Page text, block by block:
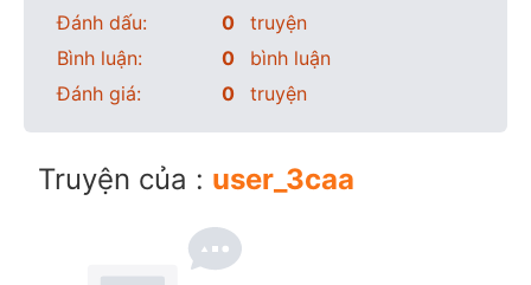
Đánh dấu:
0
truyện
Bình luận:
0
bình luận
Đánh giá:
0 truyện
Truyện của : user_3caa